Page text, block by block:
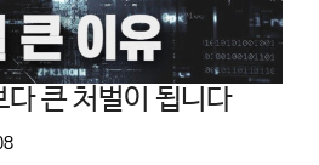
큰 처벌이 됩니다